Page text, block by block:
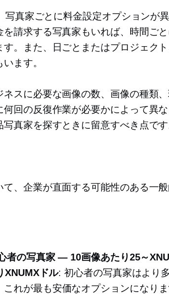
写真家ごとに料金設定オプションが
を請求する写真家もいれば、時間ご
。また、日ごとまたはプロジェク
ます。
スに必要な画像の数、画像の種類
回の反復作業が必要かによって異
真家を探すときに留意すべき点です
て、企業が直面する可能性のある一
者の写真家 — 10画像あたり25～
XNUMXドル: 初心者の写真家はより
これが最も安価なオプションになり